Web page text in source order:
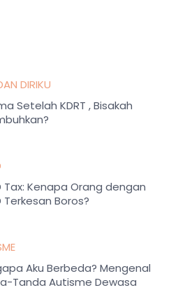
DIRIKU
Setelah KDRT , Bisakah
Tax: Kenapa Orang dengan
Terkesan Boros?
Aku Berbeda? Mengenal
Tanda Autisme Dewasa